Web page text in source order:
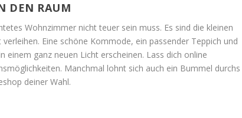
DEN RAUM
Wohnzimmer nicht teuer sein muss. Es sind die kleinen
Eine schöne Kommode, ein passender Teppich und
einem ganz neuen Licht erscheinen. Lass dich online
Manchmal lohnt sich auch ein Bummel durchs
deiner Wahl.